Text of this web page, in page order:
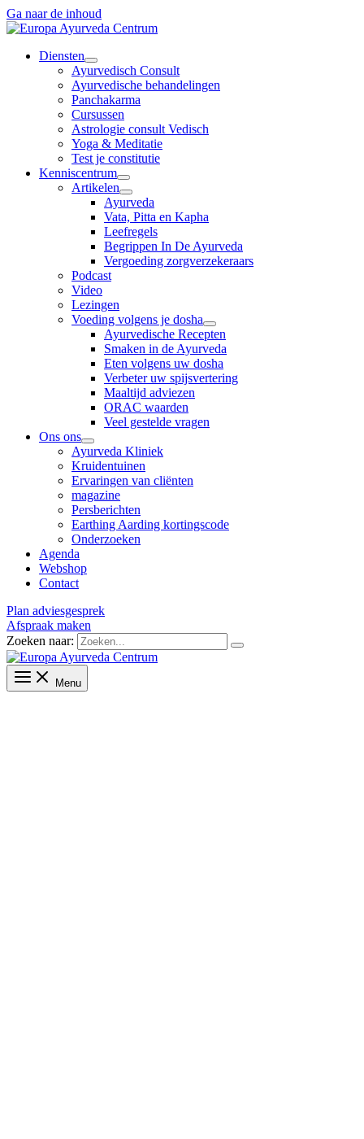
Ga naar de inhoud
Diensten
Ayurvedisch Consult
Ayurvedische behandelingen
Panchakarma
Cursussen
Astrologie consult Vedisch
Yoga & Meditatie
Test je constitutie
Kenniscentrum
Artikelen
Ayurveda
Vata, Pitta en Kapha
Leefregels
Begrippen In De Ayurveda
Vergoeding zorgverzekeraars
Podcast
Video
Lezingen
Voeding volgens je dosha
Ayurvedische Recepten
Smaken in de Ayurveda
Eten volgens uw dosha
Verbeter uw spijsvertering
Maaltijd adviezen
ORAC waarden
Veel gestelde vragen
Ons ons
Ayurveda Kliniek
Kruidentuinen
Ervaringen van cliënten
magazine
Persberichten
Earthing Aarding kortingscode
Onderzoeken
Agenda
Webshop
Contact
Plan adviesgesprek
Afspraak maken
Zoeken naar:
Menu